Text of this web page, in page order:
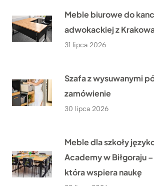
Meble biurowe do
adwokackiej z
31 lipca 2026
Szafa z wysuwanymi
zamówienie
30 lipca 2026
Meble dla szkoły
Academy w Biłgoraju
która wspiera naukę